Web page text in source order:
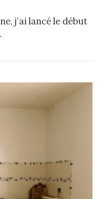
j’ai lancé le début